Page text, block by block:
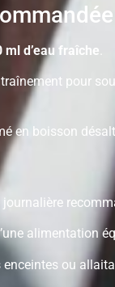
ml d’eau fraîche
pour
en boisson
alimentation
ou